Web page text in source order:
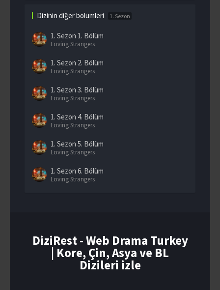
Dizinin diğer bölümleri 1. Sezon
1. Sezon 1. Bölüm
Loving Strangers
1. Sezon 2. Bölüm
Loving Strangers
1. Sezon 3. Bölüm
Loving Strangers
1. Sezon 4. Bölüm
Loving Strangers
1. Sezon 5. Bölüm
Loving Strangers
1. Sezon 6. Bölüm
Loving Strangers
1. Sezon9. Bölüm
Loving Strangers
DiziRest - Web Drama Turkey
| Kore, Çin, Asya ve BL
Dizileri izle